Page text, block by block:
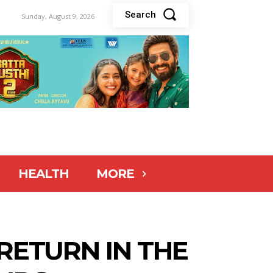
Sunday, August 9, 2026 Search
HEALTH MORE
IN THE